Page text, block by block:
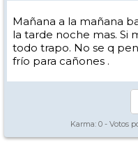
Mañana a la mañana
la tarde noche mas. Si
todo trapo. No se q
frío para cañones .
Karma: 0 - Votos